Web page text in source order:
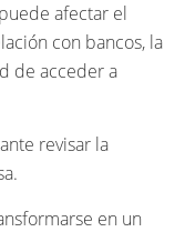
afectar el
con bancos, la
de acceder a
revisar la
en un